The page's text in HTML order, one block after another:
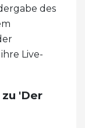
des
Live-
'Der